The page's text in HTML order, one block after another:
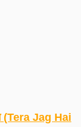
(Tera Jag Hai